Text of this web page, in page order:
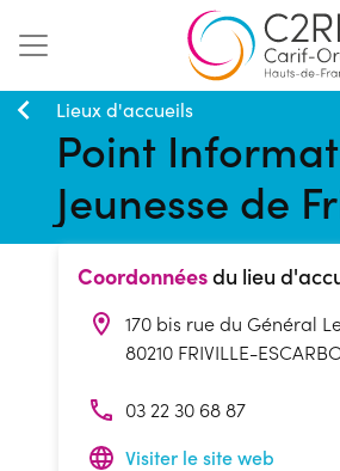
Aller
au
contenu
Lieux d'accueils
Point
Jeunesse de
Escarbotin
Coordonnéesdu lieu
170 bis rue du Général
80210 FRIVILLE-
03 22 30 68 87
Visiter le site web